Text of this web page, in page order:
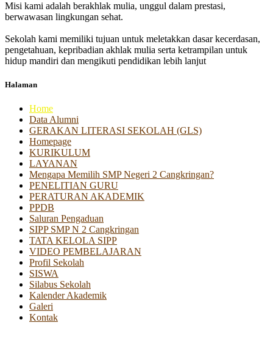
Misi kami adalah berakhlak mulia, unggul dalam prestasi,
berwawasan lingkungan sehat.
Sekolah kami memiliki tujuan untuk meletakkan dasar kecerdasan,
pengetahuan, kepribadian akhlak mulia serta ketrampilan untuk
hidup mandiri dan mengikuti pendidikan lebih lanjut
Halaman
Home
Data Alumni
GERAKAN LITERASI SEKOLAH (GLS)
Homepage
KURIKULUM
LAYANAN
Mengapa Memilih SMP Negeri 2 Cangkringan?
PENELITIAN GURU
PERATURAN AKADEMIK
PPDB
Saluran Pengaduan
SIPP SMP N 2 Cangkringan
TATA KELOLA SIPP
VIDEO PEMBELAJARAN
Profil Sekolah
SISWA
Silabus Sekolah
Kalender Akademik
Galeri
Kontak